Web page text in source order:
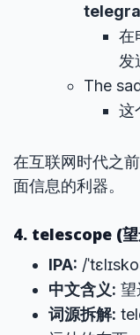
在
发
The
这
在互联网时代之
面信息的利器。
4. telescope (望
IPA: /
中文含义: 望
词源拆解: